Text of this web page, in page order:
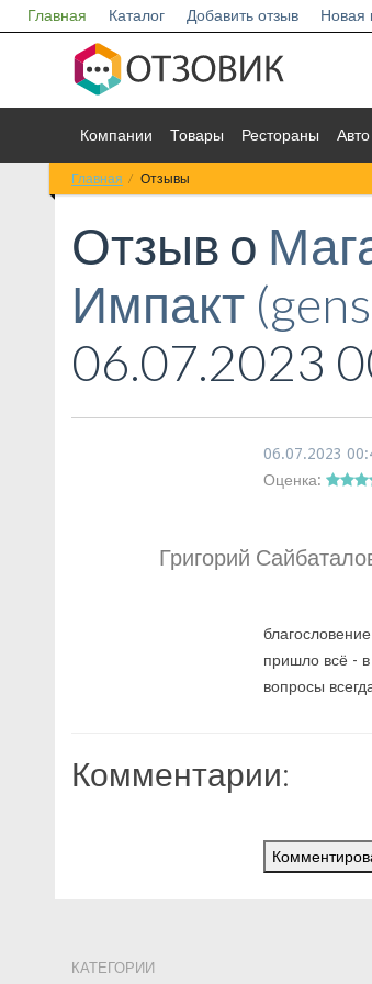
Главная Каталог Добавить отзыв Новая
Компании Товары Рестораны Авто
Главная Отзывы
Отзыв о
Импакт
06.07.2023
06.07.2023
Оценка:
Григорий
пришло всё - в
вопросы
Комментарии:
КАТЕГОРИИ